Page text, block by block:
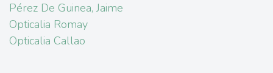
Pérez De Guinea, Jaime
Opticalia Romay
Opticalia Callao